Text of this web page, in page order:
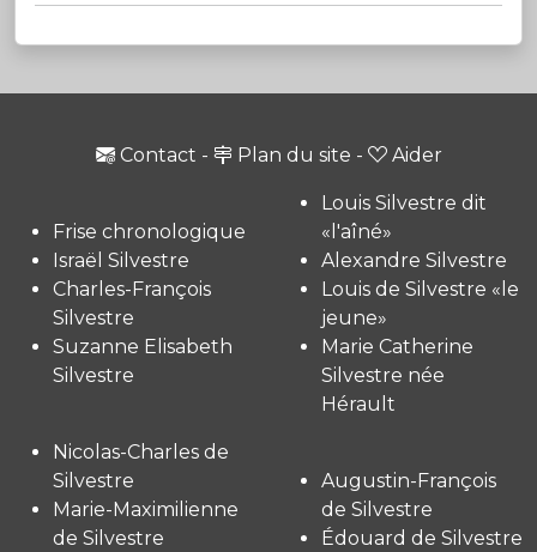
Contact - Plan du site - Aider
Frise chronologique
Israël Silvestre
Charles-François
Silvestre
Suzanne Elisabeth
Silvestre
Louis Silvestre dit
«l'aîné»
Alexandre Silvestre
Louis de Silvestre «le
jeune»
Marie Catherine
Silvestre née
Hérault
Nicolas-Charles de
Silvestre
Marie-Maximilienne
de Silvestre
Augustin-François
de Silvestre
Édouard de Silvestre